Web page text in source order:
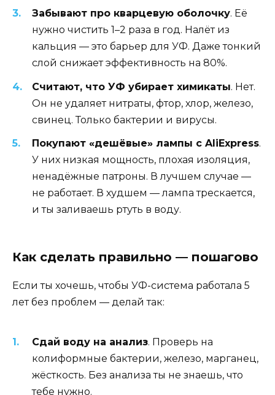
Забывают про кварцевую оболочку. Её
нужно чистить 1–2 раза в год. Налёт из
кальция — это барьер для УФ. Даже тонкий
слой снижает эффективность на 80%.
Считают, что УФ убирает химикаты. Нет.
Он не удаляет нитраты, фтор, хлор, железо,
свинец. Только бактерии и вирусы.
Покупают «дешёвые» лампы с AliExpress.
У них низкая мощность, плохая изоляция,
ненадёжные патроны. В лучшем случае —
не работает. В худшем — лампа трескается,
и ты заливаешь ртуть в воду.
Как сделать правильно — пошагово
Если ты хочешь, чтобы УФ-система работала 5
лет без проблем — делай так:
Сдай воду на анализ. Проверь на
колиформные бактерии, железо, марганец,
жёсткость. Без анализа ты не знаешь, что
тебе нужно.